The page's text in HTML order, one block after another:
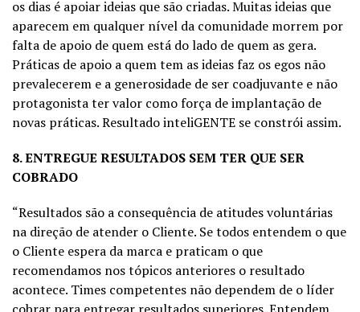
os dias é apoiar ideias que são criadas. Muitas ideias que
aparecem em qualquer nível da comunidade morrem por
falta de apoio de quem está do lado de quem as gera.
Práticas de apoio a quem tem as ideias faz os egos não
prevalecerem e a generosidade de ser coadjuvante e não
protagonista ter valor como força de implantação de
novas práticas. Resultado inteliGENTE se constrói assim.
8. ENTREGUE RESULTADOS SEM TER QUE SER
COBRADO
“Resultados são a consequência de atitudes voluntárias
na direção de atender o Cliente. Se todos entendem o que
o Cliente espera da marca e praticam o que
recomendamos nos tópicos anteriores o resultado
acontece. Times competentes não dependem de o líder